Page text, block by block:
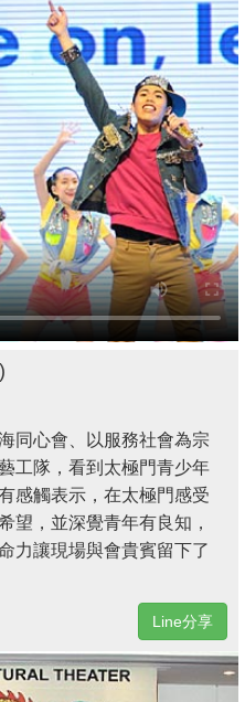
同心會、以服務社會為宗
工隊，看到太極門青少年
感觸表示，在太極門感受
望，並深覺青年有良知，
力讓現場與會貴賓留下了
Line分享